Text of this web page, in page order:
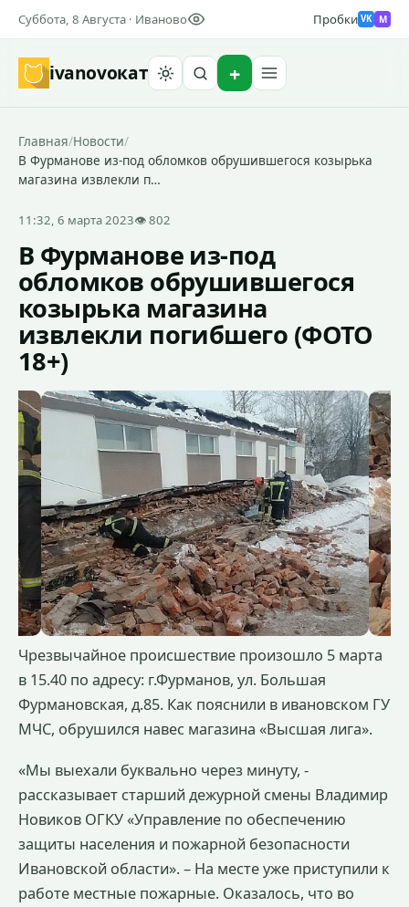
Суббота, 8 Августа · Иваново Пробки VK M
ivanovoкат
Главная/Новости/
В Фурманове из-под обломков обрушившегося козырька
магазина извлекли п…
11:32, 6 марта 2023👁 802
В Фурманове из-под
обломков обрушившегося
козырька магазина
извлекли погибшего (ФОТО
18+)
Чрезвычайное происшествие произошло 5 марта
в 15.40 по адресу: г.Фурманов, ул. Большая
Фурмановская, д.85. Как пояснили в ивановском ГУ
МЧС, обрушился навес магазина «Высшая лига».
«Мы выехали буквально через минуту, -
рассказывает старший дежурной смены Владимир
Новиков ОГКУ «Управление по обеспечению
защиты населения и пожарной безопасности
Ивановской области». – На месте уже приступили к
работе местные пожарные. Оказалось, что во